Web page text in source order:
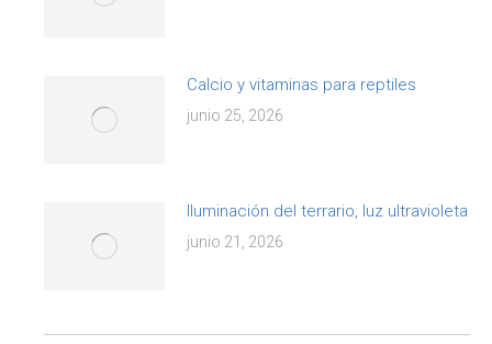
Calcio y vitaminas para reptiles
junio 25, 2026
Iluminación del terrario, luz ultravioleta
junio 21, 2026